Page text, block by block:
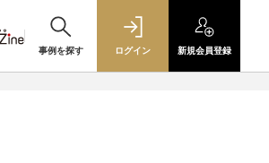
事例を探す ログイン 新規会員登録